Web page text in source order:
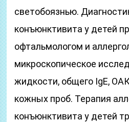
светобоязнью.
конъюнктивита у детей
офтальмологом и
микроскопическое
жидкости, общего IgE,
кожных проб. Терапия
конъюнктивита у детей